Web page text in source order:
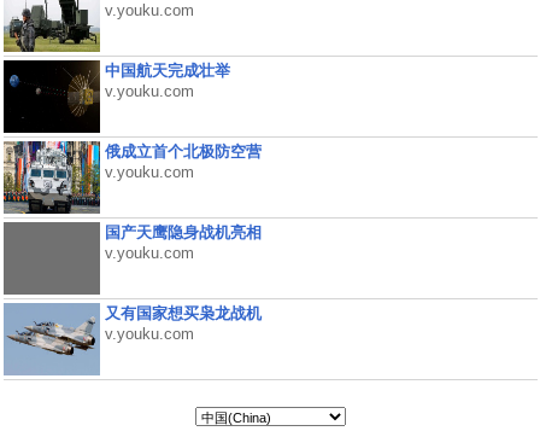
v.youku.com
中国航天完成壮举
v.youku.com
俄成立首个北极防空营
v.youku.com
国产天鹰隐身战机亮相
v.youku.com
又有国家想买枭龙战机
v.youku.com